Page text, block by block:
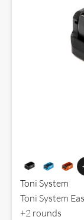
Toni System
Toni System
+2 rounds